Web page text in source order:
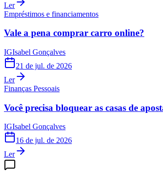
Ler
Empréstimos e financiamentos
Vale a pena comprar carro online?
IGIsabel Gonçalves
21 de jul. de 2026
Ler
Finanças Pessoais
Você precisa bloquear as casas de
IGIsabel Gonçalves
16 de jul. de 2026
Ler